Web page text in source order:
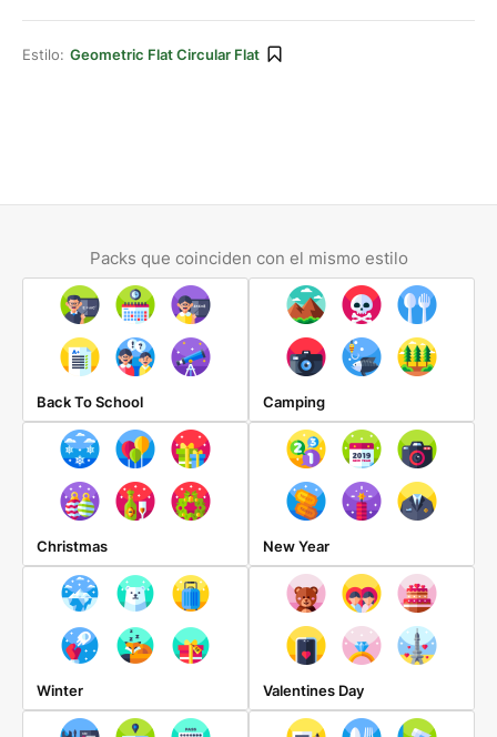
Estilo: Geometric Flat Circular Flat
Packs que coinciden con el mismo estilo
Back To School Camping
Christmas New Year
Winter Valentines Day